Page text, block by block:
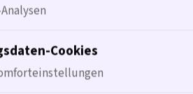
dass 80% der
nicht in der
Cookies